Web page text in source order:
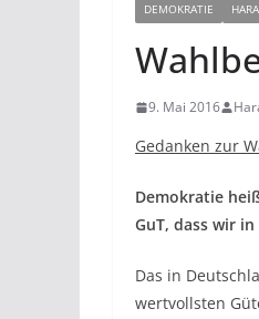
DEMOKRATIE
9. Mai 2016
Gedanken zur
Demokratie
GuT, dass wir
Das in
wertvollsten